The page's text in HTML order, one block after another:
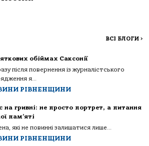
ВСІ БЛОГИ >
обіймах Саксонії
після повернення із журналістського
я...
РІВНЕНЩИНИ
на гривні: не просто портрет, а питання
пам’яті
які не повинні залишатися лише...
РІВНЕНЩИНИ